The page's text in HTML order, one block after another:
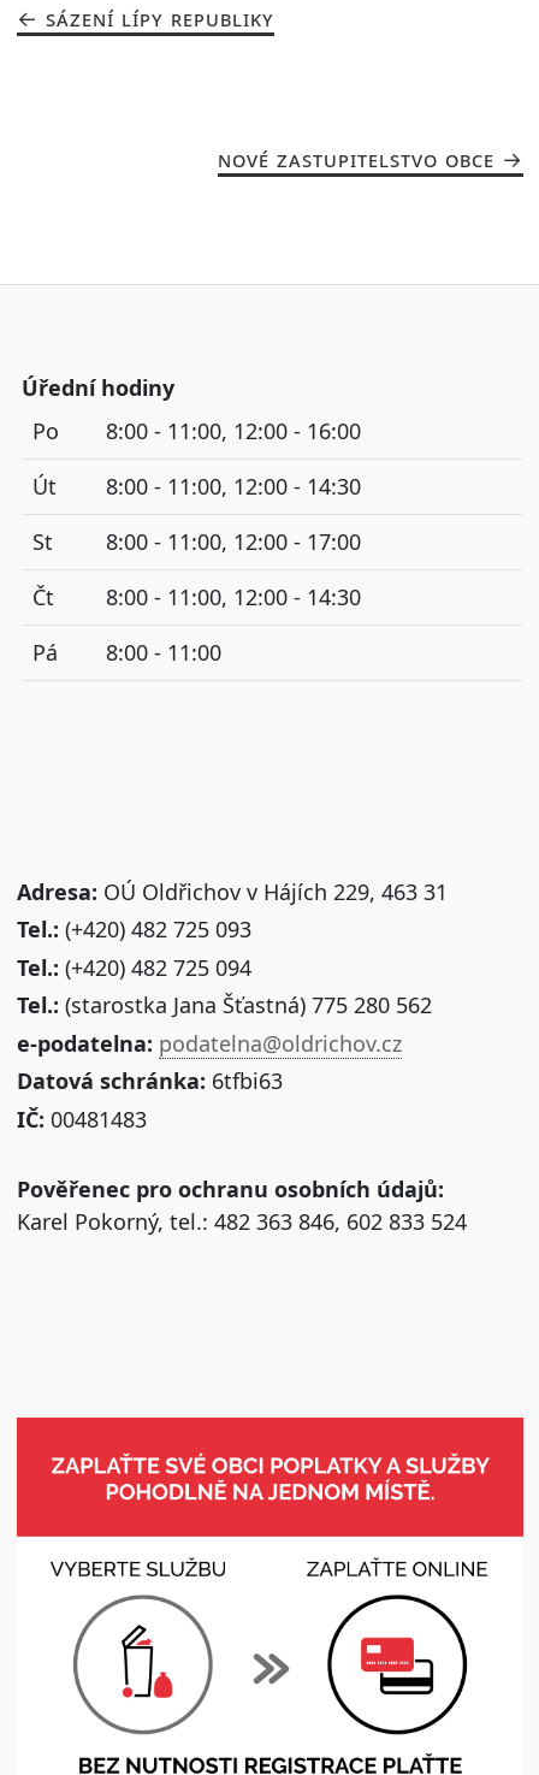
SÁZENÍ LÍPY REPUBLIKY
NOVÉ ZASTUPITELSTVO OBCE
Úřední hodiny
Po
8:00 - 11:00, 12:00 - 16:00
Út
8:00 - 11:00, 12:00 - 14:30
St
8:00 - 11:00, 12:00 - 17:00
Čt
8:00 - 11:00, 12:00 - 14:30
Pá
8:00 - 11:00
Adresa: OÚ Oldřichov v Hájích 229, 463 31
Tel.: (+420) 482 725 093
Tel.: (+420) 482 725 094
Tel.: (starostka Jana Šťastná) 775 280 562
e-podatelna: podatelna@oldrichov.cz
Datová schránka: 6tfbi63
IČ: 00481483
Pověřenec pro ochranu osobních údajů:
Karel Pokorný, tel.: 482 363 846, 602 833 524